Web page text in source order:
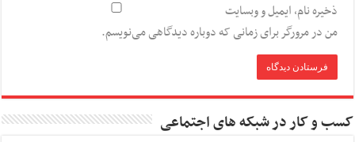
ذخیره نام، ایمیل و وبسایت
من در مرورگر برای زمانی که دوباره دیدگاهی می‌نویسم.
کسب و کار در شبکه های اجتماعی